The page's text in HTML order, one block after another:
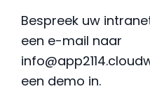
Bespreek uw
een e-mail naar
een demo in.